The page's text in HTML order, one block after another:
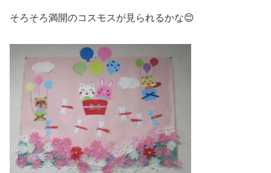
そろそろ満開のコスモスが見られるかな😊